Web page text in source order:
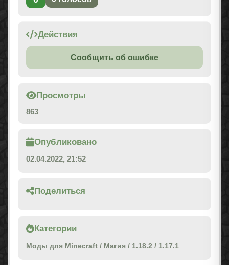
Действия
Сообщить об ошибке
Просмотры
863
Опубликовано
02.04.2022, 21:52
Поделиться
Категории
Моды для Minecraft / Магия / 1.18.2 / 1.17.1